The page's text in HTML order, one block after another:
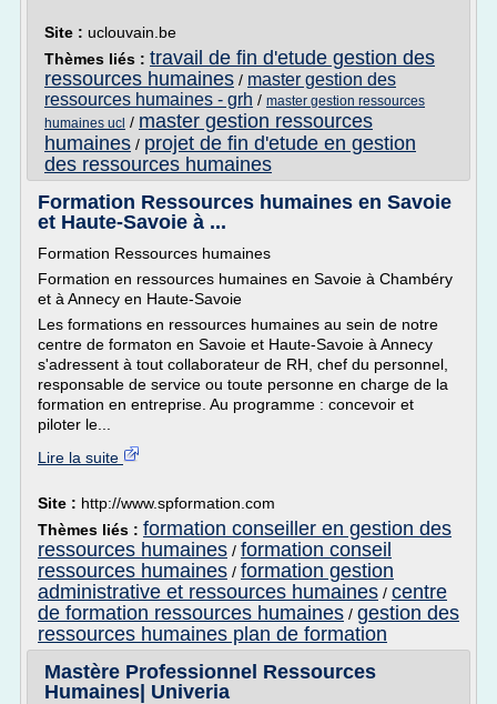
Site : uclouvain.be
Thèmes liés : travail de fin d'etude gestion des
ressources humaines / master gestion des
ressources humaines - grh / master gestion ressources
humaines ucl / master gestion ressources
humaines / projet de fin d'etude en gestion
des ressources humaines
Formation Ressources humaines en Savoie
et Haute-Savoie à ...
Formation Ressources humaines
Formation en ressources humaines en Savoie à Chambéry
et à Annecy en Haute-Savoie
Les formations en ressources humaines au sein de notre
centre de formaton en Savoie et Haute-Savoie à Annecy
s'adressent à tout collaborateur de RH, chef du personnel,
responsable de service ou toute personne en charge de la
formation en entreprise. Au programme : concevoir et
piloter le...
Lire la suite
Site : http://www.spformation.com
Thèmes liés : formation conseiller en gestion des
ressources humaines / formation conseil
ressources humaines / formation gestion
administrative et ressources humaines / centre
de formation ressources humaines / gestion des
ressources humaines plan de formation
Mastère Professionnel Ressources
Humaines| Univeria